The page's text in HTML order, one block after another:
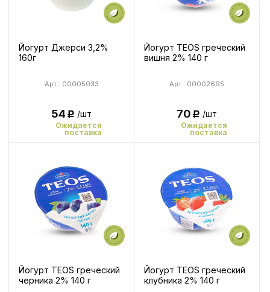
Йогурт Джерси 3,2%
160г
Арт.: 00005033
54Р /шт
Ожидается
поставка
Йогурт TEOS греческий
вишня 2% 140 г
Арт.: 00002695
70Р /шт
Ожидается
поставка
Йогурт TEOS греческий
черника 2% 140 г
Йогурт TEOS греческий
клубника 2% 140 г